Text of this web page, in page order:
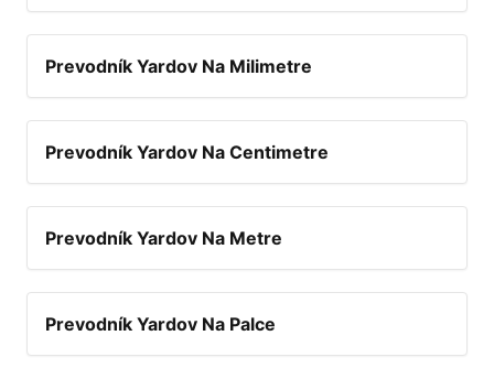
Prevodník Yardov Na Milimetre
Prevodník Yardov Na Centimetre
Prevodník Yardov Na Metre
Prevodník Yardov Na Palce